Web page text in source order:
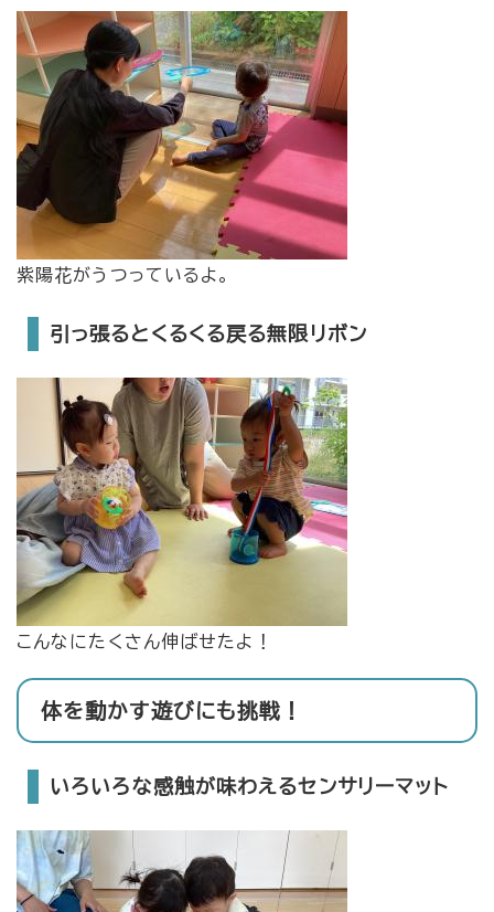
紫陽花がうつっているよ。
引っ張るとくるくる戻る無限リボン
こんなにたくさん伸ばせたよ！
体を動かす遊びにも挑戦！
いろいろな感触が味わえるセンサリーマット